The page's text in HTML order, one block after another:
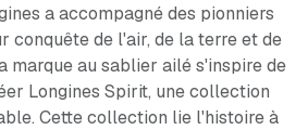
a accompagné des pionniers
conquête de l'air, de la terre et de
marque au sablier ailé s'inspire de
Longines Spirit, une collection
Cette collection lie l'histoire à